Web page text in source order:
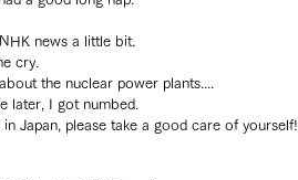
news a little bit.
cry.
the nuclear power plants....
later, I got numbed.
in Japan, please take a good care of yourself!